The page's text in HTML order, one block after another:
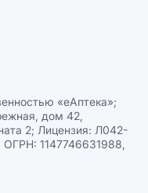
данных
«еАптека»;
дом 42,
2; Лицензия: Л042-
ОГРН: 1147746631988,